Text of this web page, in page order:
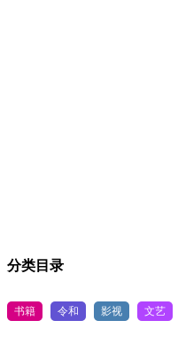
分类目录
书籍 令和 影视 文艺